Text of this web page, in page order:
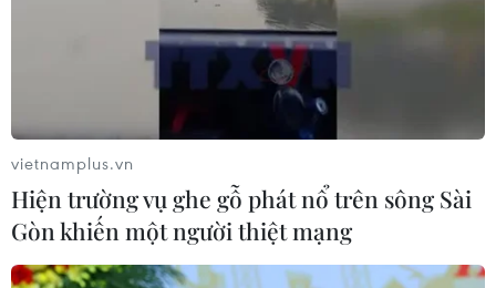
vietnamplus.vn
Hiện trường vụ ghe gỗ phát nổ trên sông Sài
Gòn khiến một người thiệt mạng